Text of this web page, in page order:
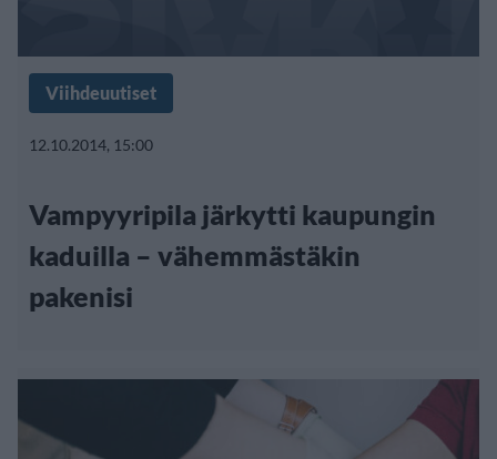
Viihdeuutiset
12.10.2014, 15:00
Vampyyripila järkytti kaupungin
kaduilla – vähemmästäkin
pakenisi